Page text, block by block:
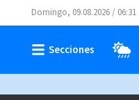
Domingo, 09.08.2026 / 06:31